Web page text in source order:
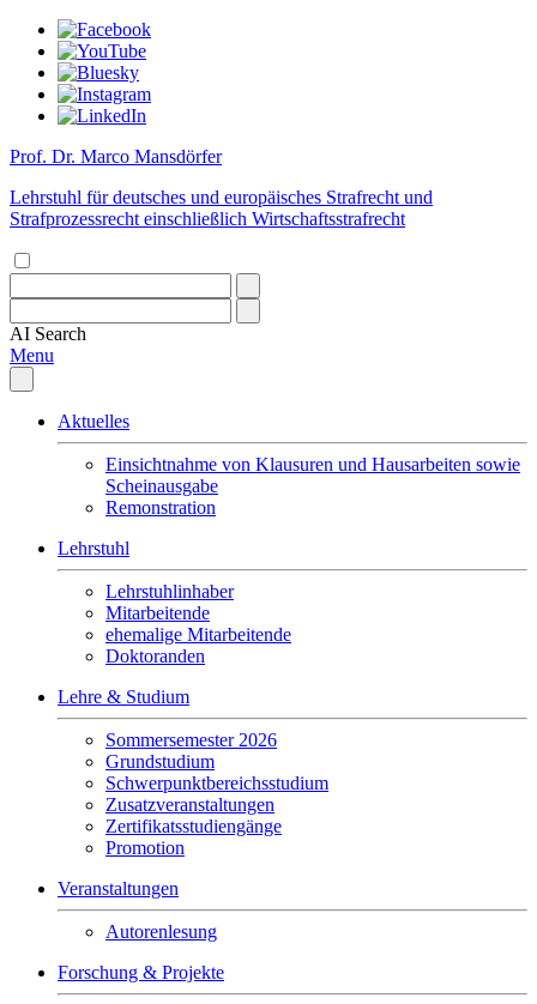
Prof. Dr. Marco Mansdörfer
Lehrstuhl für deutsches und europäisches Strafrecht und
Strafprozessrecht einschließlich Wirtschaftsstrafrecht
AI Search
Menu
Aktuelles
Einsichtnahme von Klausuren und Hausarbeiten sowie
Scheinausgabe
Remonstration
Lehrstuhl
Lehrstuhlinhaber
Mitarbeitende
ehemalige Mitarbeitende
Doktoranden
Lehre & Studium
Sommersemester 2026
Grundstudium
Schwerpunktbereichsstudium
Zusatzveranstaltungen
Zertifikatsstudiengänge
Promotion
Veranstaltungen
Autorenlesung
Forschung & Projekte